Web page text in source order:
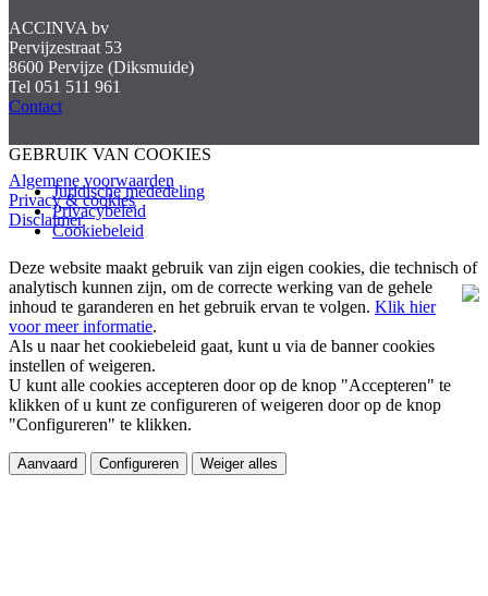
ACCINVA bv
Pervijzestraat 53
8600 Pervijze (Diksmuide)
Tel 051 511 961
Contact
Algemene voorwaarden
Privacy & cookies
Disclaimer
GEBRUIK VAN COOKIES
Juridische mededeling
Privacybeleid
Cookiebeleid
Deze website maakt gebruik van zijn eigen cookies, die technisch of
analytisch kunnen zijn, om de correcte werking van de gehele
inhoud te garanderen en het gebruik ervan te volgen. Klik hier
voor meer informatie.
Als u naar het cookiebeleid gaat, kunt u via de banner cookies
instellen of weigeren.
U kunt alle cookies accepteren door op de knop "Accepteren" te
klikken of u kunt ze configureren of weigeren door op de knop
"Configureren" te klikken.
Aanvaard Configureren Weiger alles